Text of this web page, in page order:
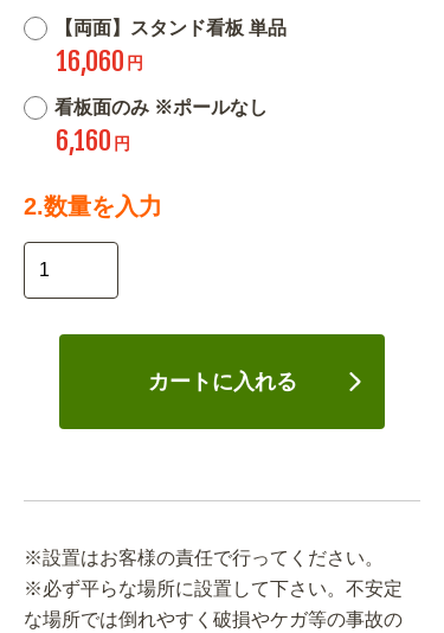
【両面】スタンド看板 単品
16,060 円
看板面のみ ※ポールなし
6,160 円
2.数量を入力
カートに入れる
※設置はお客様の責任で行ってください。
※必ず平らな場所に設置して下さい。不安定
な場所では倒れやすく破損やケガ等の事故の